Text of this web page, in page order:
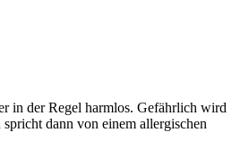
in der Regel harmlos. Gefährlich wird
dann von einem allergischen